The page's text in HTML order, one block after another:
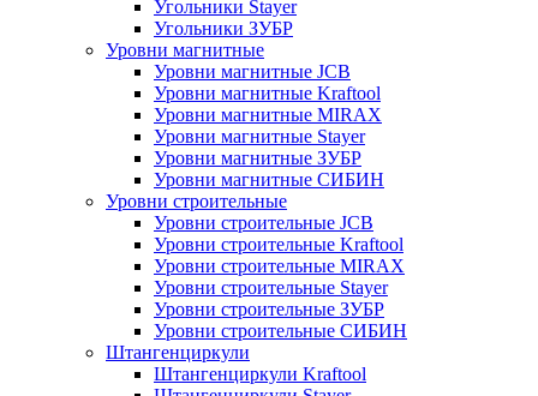
Угольники Stayer
Угольники ЗУБР
Уровни магнитные
Уровни магнитные JCB
Уровни магнитные Kraftool
Уровни магнитные MIRAX
Уровни магнитные Stayer
Уровни магнитные ЗУБР
Уровни магнитные СИБИН
Уровни строительные
Уровни строительные JCB
Уровни строительные Kraftool
Уровни строительные MIRAX
Уровни строительные Stayer
Уровни строительные ЗУБР
Уровни строительные СИБИН
Штангенциркули
Штангенциркули Kraftool